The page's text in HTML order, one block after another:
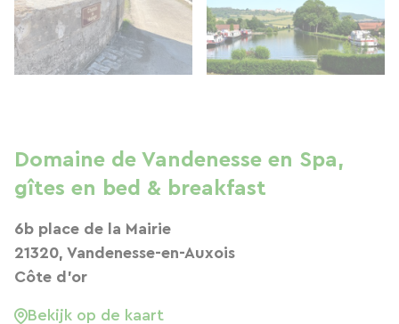
Domaine de Vandenesse en Spa,
gîtes en bed & breakfast
6b place de la Mairie
21320, Vandenesse-en-Auxois
Côte d'or
Bekijk op de kaart